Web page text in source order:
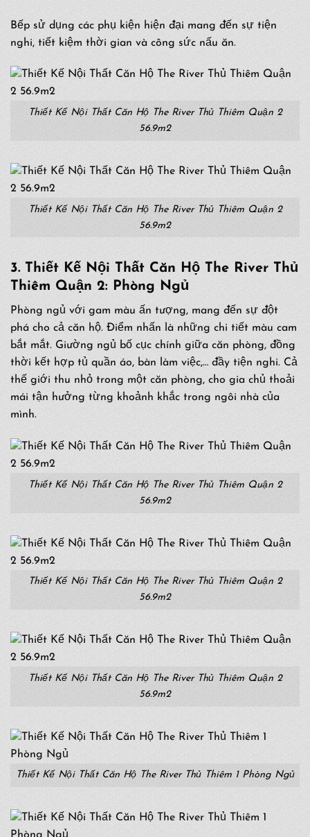
Bếp sử dụng các phụ kiện hiện đại mang đến sự tiện
nghi, tiết kiệm thời gian và công sức nấu ăn.
Thiết Kế Nội Thất Căn Hộ The River Thủ Thiêm Quận 2
56.9m2
Thiết Kế Nội Thất Căn Hộ The River Thủ Thiêm Quận 2
56.9m2
3. Thiết Kế Nội Thất Căn Hộ The River Thủ
Thiêm Quận 2: Phòng Ngủ
Phòng ngủ với gam màu ấn tượng, mang đến sự đột
phá cho cả căn hộ. Điểm nhấn là những chi tiết màu cam
bắt mắt. Giường ngủ bố cục chính giữa căn phòng, đồng
thời kết hợp tủ quần áo, bàn làm việc,… đầy tiện nghi. Cả
thế giới thu nhỏ trong một căn phòng, cho gia chủ thoải
mái tận hưởng từng khoảnh khắc trong ngôi nhà của
mình.
Thiết Kế Nội Thất Căn Hộ The River Thủ Thiêm Quận 2
56.9m2
Thiết Kế Nội Thất Căn Hộ The River Thủ Thiêm Quận 2
56.9m2
Thiết Kế Nội Thất Căn Hộ The River Thủ Thiêm Quận 2
56.9m2
Thiết Kế Nội Thất Căn Hộ The River Thủ Thiêm 1 Phòng Ngủ